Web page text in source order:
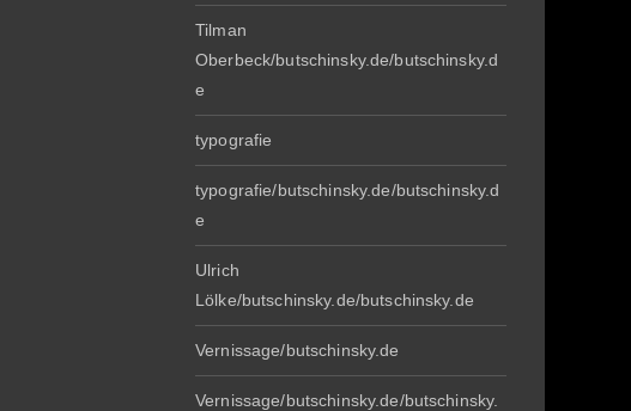
Tilman
Oberbeck/butschinsky.de/butschinsky.d
e
typografie
typografie/butschinsky.de/butschinsky.d
e
Ulrich
Lölke/butschinsky.de/butschinsky.de
Vernissage/butschinsky.de
Vernissage/butschinsky.de/butschinsky.